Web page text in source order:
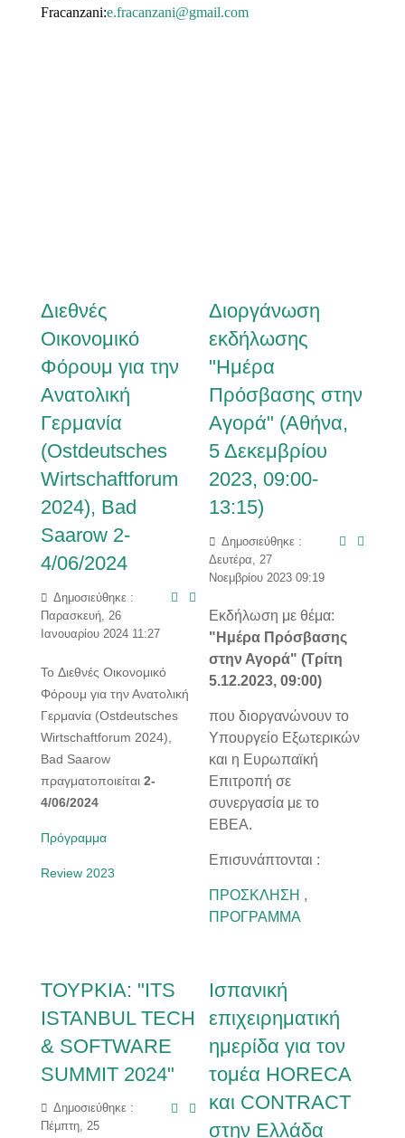
Fracanzani:e.fracanzani@gmail.com
Διεθνές
Οικονομικό
Φόρουμ για την
Ανατολική
Γερμανία
(Ostdeutsches
Wirtschaftforum
2024), Bad
Saarow 2-
4/06/2024
Δημοσιεύθηκε :
Παρασκευή, 26
Ιανουαρίου 2024 11:27
Το Διεθνές Οικονομικό
Φόρουμ για την Ανατολική
Γερμανία (Ostdeutsches
Wirtschaftforum 2024),
Bad Saarow
πραγματοποιείται 2-
4/06/2024
Πρόγραμμα
Review 2023
Διοργάνωση
εκδήλωσης
"Ημέρα
Πρόσβασης στην
Αγορά" (Αθήνα,
5 Δεκεμβρίου
2023, 09:00-
13:15)
Δημοσιεύθηκε :
Δευτέρα, 27
Νοεμβρίου 2023 09:19
Εκδήλωση με θέμα:
"Ημέρα Πρόσβασης
στην Αγορά" (Τρίτη
5.12.2023, 09:00)
που διοργανώνουν το
Υπουργείο Εξωτερικών
και η Ευρωπαϊκή
Επιτροπή σε
συνεργασία με το
ΕΒΕΑ.
Επισυνάπτονται :
ΠΡΟΣΚΛΗΣΗ ,
ΠΡΟΓΡΑΜΜΑ
ΤΟΥΡΚΙΑ: "ITS
ISTANBUL TECH
& SOFTWARE
SUMMIT 2024"
Δημοσιεύθηκε :
Πέμπτη, 25
Ισπανική
επιχειρηματική
ημερίδα για τον
τομέα HORECA
και CONTRACT
στην Ελλάδα